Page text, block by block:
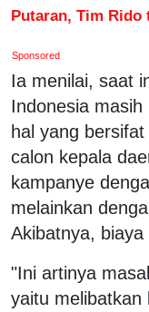
Putaran, Tim Rido
Sponsored
Ia menilai, saat
Indonesia
hal yang
calon kepala
kampanye
melainkan
Akibatnya,
"Ini artinya
yaitu melibatkan